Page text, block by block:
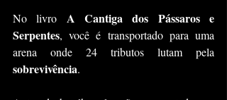
No livro A Cantiga dos Pássaros e
Serpentes, você é transportado para uma
sobrevivência.